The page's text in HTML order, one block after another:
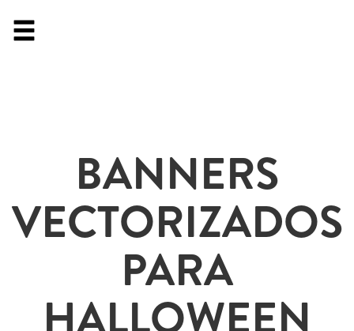
BANNERS
VECTORIZADOS
PARA
HALLOWEEN